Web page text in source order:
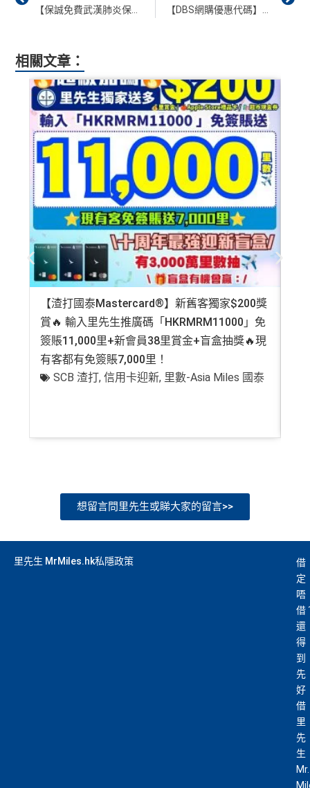
相關文章：
【渣打國泰Mastercard®】新舊客獨家$200獎
賞🔥 輸入里先生推廣碼「HKRMRM11000」免
簽賬11,000里+新會員38里賞金+盲盒抽獎🔥現
有客都有免簽賬7,000里！
SCB 渣打,信用卡迎新, 里數-Asia Miles 國泰
想留言問里先生或睇大家的留言>>
里先生 MrMiles.hk私隱政策
借
定
唔
借
還
得
到
先
好
借
里
先
生
Mr.